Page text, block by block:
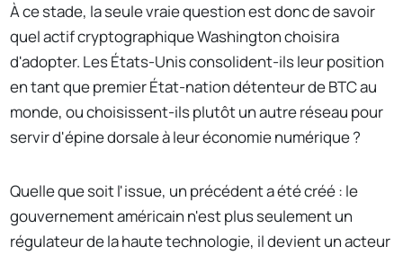
À ce stade, la seule vraie question est donc de savoir
quel actif cryptographique Washington choisira
d'adopter. Les États-Unis consolident-ils leur position
en tant que premier État-nation détenteur de BTC au
monde, ou choisissent-ils plutôt un autre réseau pour
servir d'épine dorsale à leur économie numérique ?
Quelle que soit l'issue, un précédent a été créé : le
gouvernement américain n'est plus seulement un
régulateur de la haute technologie, il devient un acteur